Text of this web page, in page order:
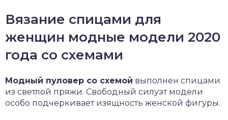
Вязание спицами для
женщин модные модели 2020
года со схемами
Модный пуловер со схемой выполнен спицами
из светлой пряжи. Свободный силуэт модели
особо подчеркивает изящность женской фигуры.